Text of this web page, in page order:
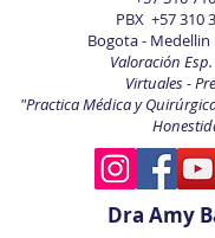
PBX +57 310
Bogota -
Valoración
Virtuales -
"Practica Médica y
Dra Amy